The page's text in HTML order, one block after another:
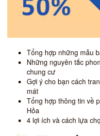
Tổng hợp những mẫu
Những nguyên tắc
chung cư
Gợi ý cho bạn cách
mát
Tổng hợp thông tin về
Hỏa
4 lợi ích và cách lựa